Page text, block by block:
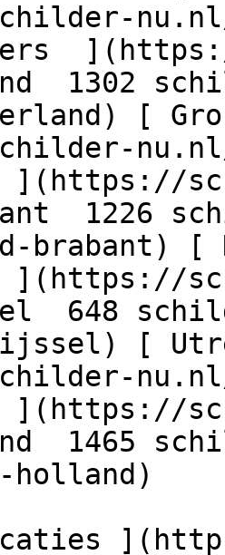
1302
[
](https://
1226
brabant) [
](https://
648
[
](https://
1465